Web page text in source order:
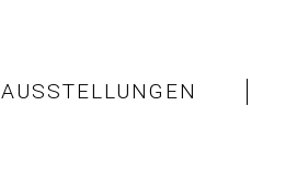
AUSSTELLUNGEN